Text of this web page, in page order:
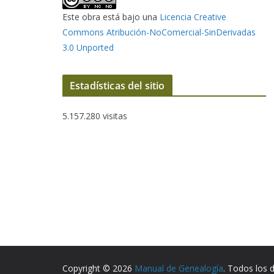
Este obra está bajo una Licencia Creative
Commons Atribución-NoComercial-SinDerivadas
3.0 Unported
Estadísticas del sitio
5.157.280 visitas
Copyright © 2026 Manual de Genealogía. Todos los